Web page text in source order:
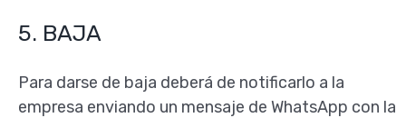
5. BAJA
Para darse de baja deberá de notificarlo a la
empresa enviando un mensaje de WhatsApp con la